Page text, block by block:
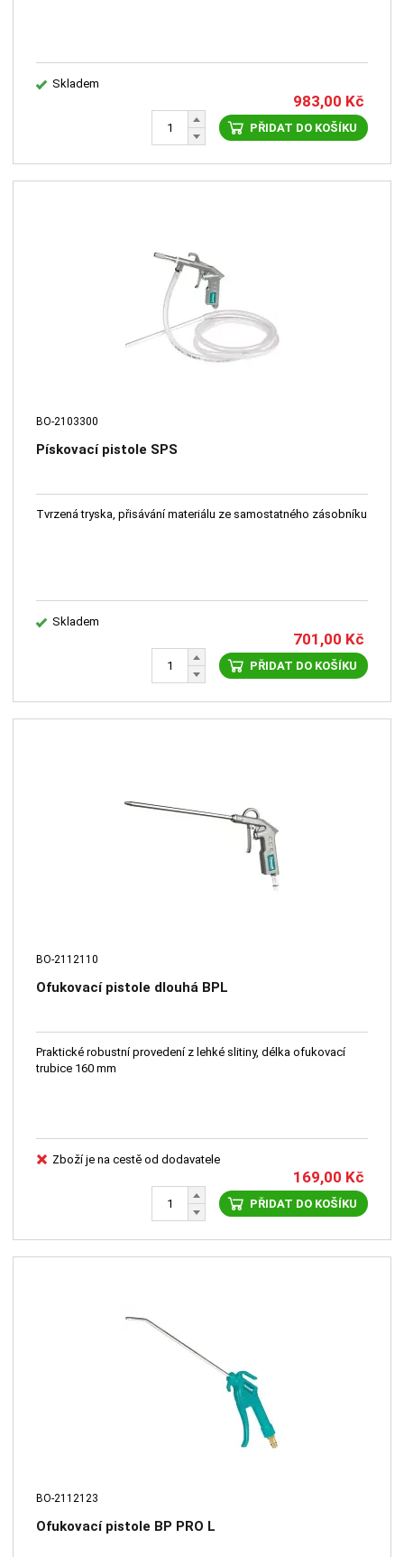
Skladem
983,00 Kč
PŘIDAT DO KOŠÍKU
BO-2103300
Pískovací pistole SPS
Tvrzená tryska, přisávání materiálu ze samostatného zásobníku
Skladem
701,00 Kč
PŘIDAT DO KOŠÍKU
BO-2112110
Ofukovací pistole dlouhá BPL
Praktické robustní provedení z lehké slitiny, délka ofukovací
trubice 160 mm
Zboží je na cestě od dodavatele
169,00 Kč
PŘIDAT DO KOŠÍKU
BO-2112123
Ofukovací pistole BP PRO L